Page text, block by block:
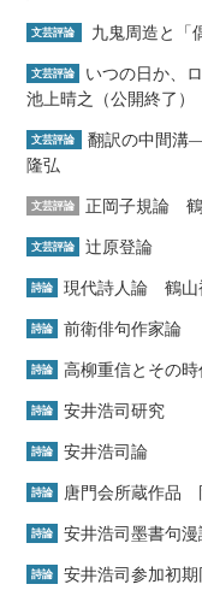
文芸評論 九鬼周造と「
文芸評論
いつの日か、
池上晴之（公開終了）
文芸評論
翻訳の中間
隆弘
文芸評論 正岡子規論 鶴
文芸評論 辻原登論
詩論 現代詩人論 鶴山
詩論 前衛俳句作家論
詩論 高柳重信とその
詩論 安井浩司研究
詩論 安井浩司論
詩論 唐門会所蔵作品
詩論 安井浩司墨書句
詩論 安井浩司参加初